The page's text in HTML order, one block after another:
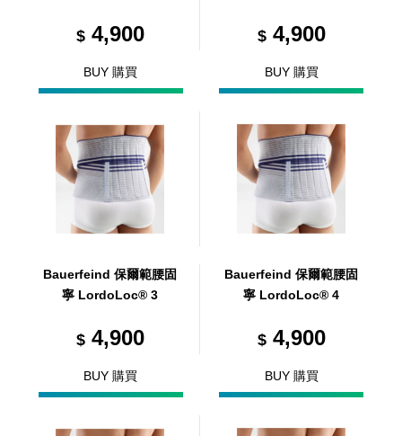
$4,900
BUY 購買
$4,900
BUY 購買
Bauerfeind 保爾範腰固
寧 LordoLoc® 3
$4,900
BUY 購買
Bauerfeind 保爾範腰固
寧 LordoLoc® 4
$4,900
BUY 購買